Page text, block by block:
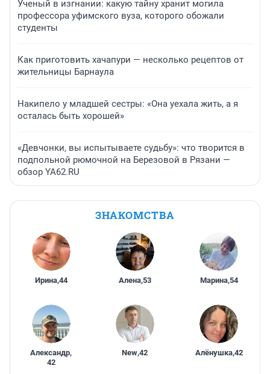
Ученый в изгнании: какую тайну хранит могила
профессора уфимского вуза, которого обожали
студенты
Как приготовить хачапури — несколько рецептов от
жительницы Барнаула
Накипело у младшей сестры: «Она уехала жить, а я
осталась быть хорошей»
«Девчонки, вы испытываете судьбу»: что творится в
подпольной рюмочной на Березовой в Рязани —
обзор YA62.RU
ЗНАКОМСТВА
Ирина,44 Алена,53 Марина,54
Александр,
42
New,42 Алёнушка,42